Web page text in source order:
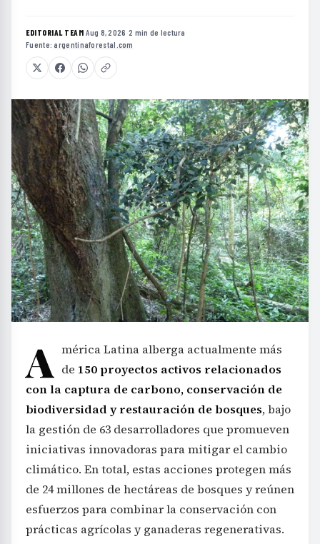
EDITORIAL TEAM·Aug 8, 2026 ·2 min de lectura ·
Fuente:argentinaforestal.com
A mérica Latina alberga actualmente más
de 150 proyectos activos relacionados
con la captura de carbono, conservación de
biodiversidad y restauración de bosques, bajo
la gestión de 63 desarrolladores que promueven
iniciativas innovadoras para mitigar el cambio
climático. En total, estas acciones protegen más
de 24 millones de hectáreas de bosques y reúnen
esfuerzos para combinar la conservación con
prácticas agrícolas y ganaderas regenerativas.